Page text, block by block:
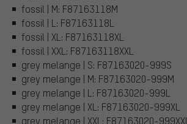
fossil | M: F87163118M
fossil | L: F87163118L
fossil | XL: F87163118XL
fossil | XXL: F87163118XXL
grey melange | S: F87163020-999S
grey melange | M: F87163020-999M
grey melange | L: F87163020-999L
grey melange | XL: F87163020-999XL
grey melange | XXL: F87163020-999XXL